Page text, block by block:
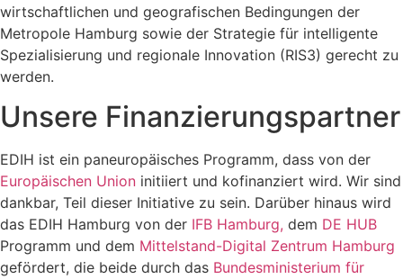
wirtschaftlichen und geografischen Bedingungen der
Metropole Hamburg sowie der Strategie für intelligente
Spezialisierung und regionale Innovation (RIS3) gerecht zu
werden.
Unsere Finanzierungspartner
EDIH ist ein paneuropäisches Programm, dass von der
Europäischen Union initiiert und kofinanziert wird. Wir sind
dankbar, Teil dieser Initiative zu sein. Darüber hinaus wird
das EDIH Hamburg von der IFB Hamburg, dem DE HUB
Programm und dem Mittelstand-Digital Zentrum Hamburg
gefördert, die beide durch das Bundesministerium für